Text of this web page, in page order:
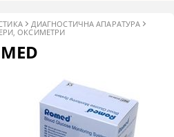
ДИАГНОСТИЧНА АПАРАТУРА
ОКСИМЕТРИ